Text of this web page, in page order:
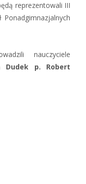
reprezentowali III
Ponadgimnazjalnych
nauczyciele
Dudek p. Robert